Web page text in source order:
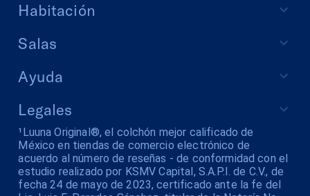
Habitación
Salas
Ayuda
Legales
¹Luuna Original®, el colchón mejor calificado de
México en tiendas de comercio electrónico de
acuerdo al número de reseñas - de conformidad con el
estudio realizado por KSMV Capital, S.A.P.I. de C.V., de
fecha 24 de mayo de 2023, certificado ante la fe del